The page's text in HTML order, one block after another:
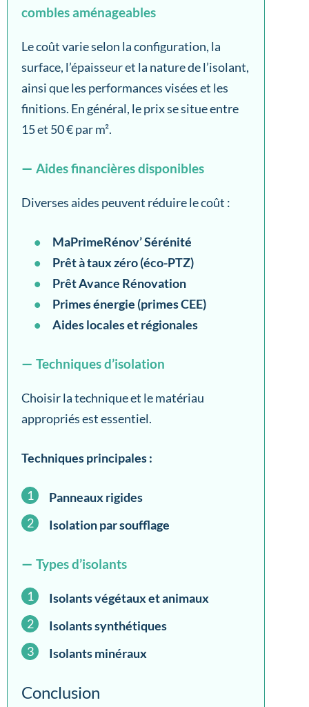
combles aménageables
Le coût varie selon la configuration, la
surface, l’épaisseur et la nature de l’isolant,
ainsi que les performances visées et les
finitions. En général, le prix se situe entre
15 et 50 € par m².
Aides financières disponibles
Diverses aides peuvent réduire le coût :
MaPrimeRénov’ Sérénité
Prêt à taux zéro (éco-PTZ)
Prêt Avance Rénovation
Primes énergie (primes CEE)
Aides locales et régionales
Techniques d’isolation
Choisir la technique et le matériau
appropriés est essentiel.
Techniques principales :
Panneaux rigides
Isolation par soufflage
Types d’isolants
Isolants végétaux et animaux
Isolants synthétiques
Isolants minéraux
Conclusion